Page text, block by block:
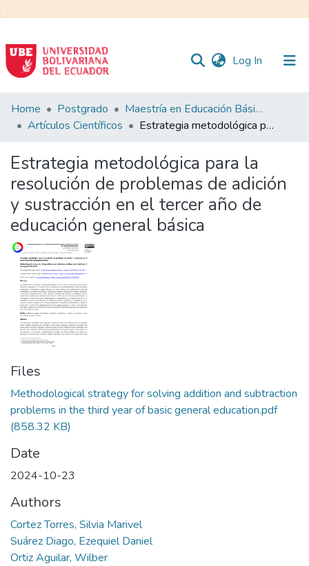
Log In (current)
Communities
&
All of DSpace
Statistics
Home Postgrado
Maestría en Educación Básica
Artículos Científicos
Estrategia metodológica para la resolución de problemas de adición y sustracción en el tercer año de educación general básica
Estrategia metodológica para la
resolución de problemas de adición
y sustracción en el tercer año de
educación general básica
Files
Methodological strategy for solving addition and subtraction
problems in the third year of basic general education.pdf
(858.32 KB)
Date
2024-10-23
Authors
Cortez Torres, Silvia Marivel
Suárez Diago, Ezequiel Daniel
Ortiz Aguilar, Wilber